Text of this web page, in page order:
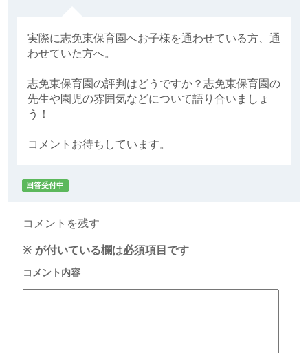
実際に志免東保育園へお子様を通わせている方、通
わせていた方へ。
志免東保育園の評判はどうですか？志免東保育園の
先生や園児の雰囲気などについて語り合いましょ
う！
コメントお待ちしています。
回答受付中
コメントを残す
※ が付いている欄は必須項目です